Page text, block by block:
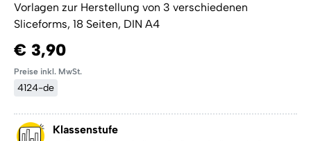
Vorlagen zur Herstellung von 3 verschiedenen
Sliceforms, 18 Seiten, DIN A4
€ 3,90
Preise inkl. MwSt.
4124-de
Klassenstufe